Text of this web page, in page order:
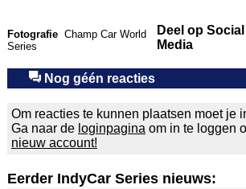
Fotografie Champ Car World
Series
Deel op Social
Media
Nog géén reacties
Om reacties te kunnen plaatsen moet je
Ga naar de loginpagina om in te loggen
nieuw account!
Eerder IndyCar Series nieuws: